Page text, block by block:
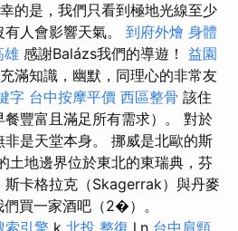
的是，我們只看到極地光線至少
有人會影響天氣。 到府外燴 身體
雄 感謝Balázs我們的導遊！ 益園
滿知識，幽默，同理心的非常友
字 台中按摩平價 西區整骨 該住
豐富且滿足所有需求）。 對於
是天堂本身。 挪威是北歐的斯
土地邊界位於東北的東瑞典，芬
卡格拉克（Skagerrak）與丹麥
買一家酒吧（2�）。
索引擎 k 北投 整復 l.n 台中肩頸